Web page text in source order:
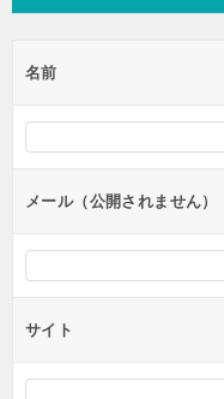
ビ
ー
シ
ン
名前
メール（公開されません）
サイト